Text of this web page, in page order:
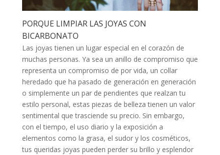
PORQUE LIMPIAR LAS JOYAS CON
BICARBONATO
Las joyas tienen un lugar especial en el corazón de
muchas personas. Ya sea un anillo de compromiso que
representa un compromiso de por vida, un collar
heredado que ha pasado de generación en generación
o simplemente un par de pendientes que realzan tu
estilo personal, estas piezas de belleza tienen un valor
sentimental que trasciende su precio. Sin embargo,
con el tiempo, el uso diario y la exposición a
elementos como la grasa, el sudor y los cosméticos,
tus queridas joyas pueden perder su brillo y esplendor